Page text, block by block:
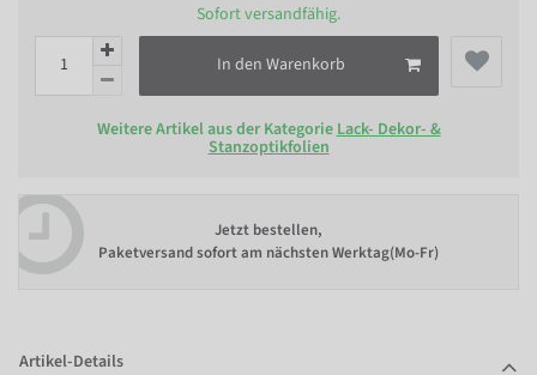
Sofort versandfähig.
In den Warenkorb
Weitere Artikel aus der Kategorie Lack- Dekor- &
Stanzoptikfolien
Jetzt bestellen,
Paketversand sofort am nächsten Werktag(Mo-Fr)
Artikel-Details